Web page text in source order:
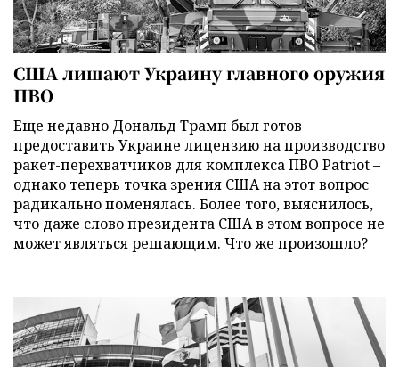
США лишают Украину главного оружия
ПВО
Еще недавно Дональд Трамп был готов
предоставить Украине лицензию на производство
ракет-перехватчиков для комплекса ПВО Patriot –
однако теперь точка зрения США на этот вопрос
радикально поменялась. Более того, выяснилось,
что даже слово президента США в этом вопросе не
может являться решающим. Что же произошло?